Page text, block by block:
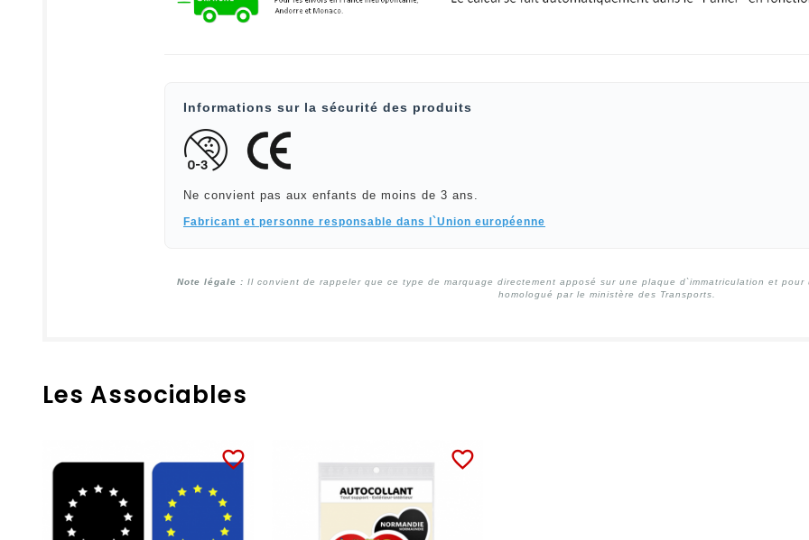
Informations sur la sécurité des produits
Ne convient pas aux enfants de moins de 3 ans.
Fabricant et personne responsable dans l`Union européenne
Note légale : Il convient de rappeler que ce type de marquage directement apposé sur une plaque d`immatriculation et
homologué par le ministère des Transports.
Les Associables
favorite_border favorite_border